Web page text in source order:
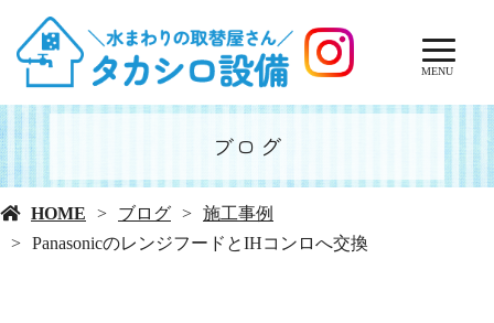
MENU
ブログ
HOME ブログ
施工事例
PanasonicのレンジフードとIHコンロへ交換